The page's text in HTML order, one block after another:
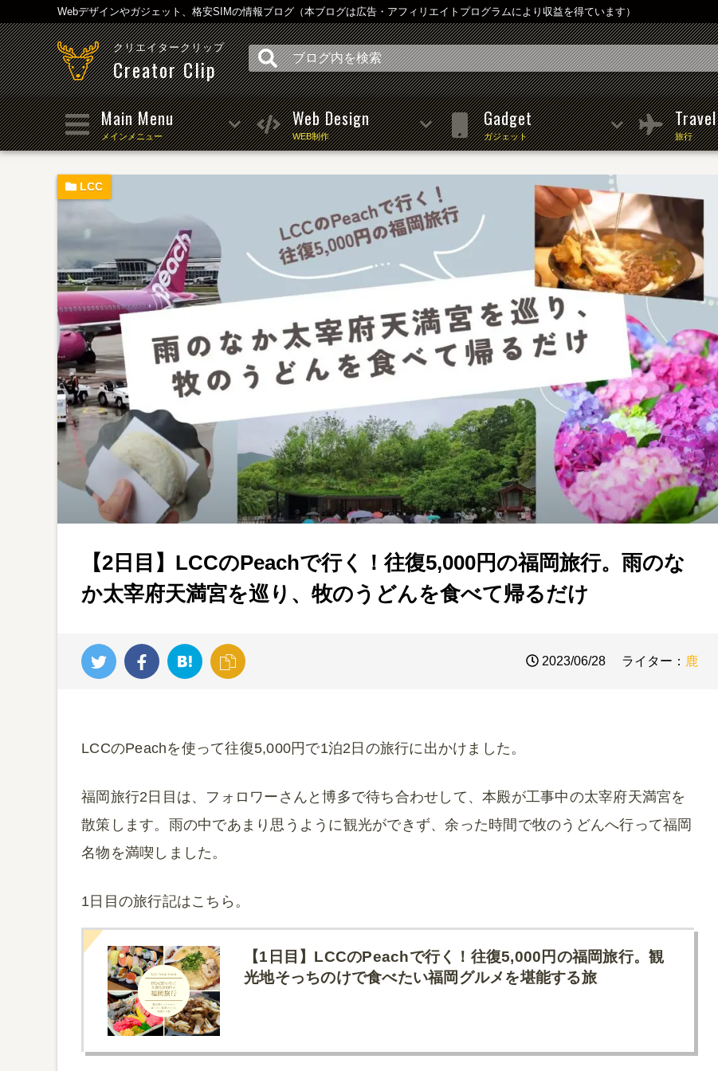
Webデザインやガジェット、格安SIMの情報ブログ（本ブログは広告・アフィリエイトプログラムにより収益を得ています）
クリエイタークリップ
Creator Clip
Main Menu
メインメニュー
Web Design
WEB制作
Gadget
ガジェット
Travel
旅行
LCC
【2日目】LCCのPeachで行く！往復5,000円の福岡旅行。雨のな
か太宰府天満宮を巡り、牧のうどんを食べて帰るだけ
2023/06/28 ライター： 鹿
LCCのPeachを使って往復5,000円で1泊2日の旅行に出かけました。
福岡旅行2日目は、フォロワーさんと博多で待ち合わせして、本殿が工事中の太宰府天満宮を
散策します。雨の中であまり思うように観光ができず、余った時間で牧のうどんへ行って福岡
名物を満喫しました。
1日目の旅行記はこちら。
【1日目】LCCのPeachで行く！往復5,000円の福岡旅行。観
光地そっちのけで食べたい福岡グルメを堪能する旅